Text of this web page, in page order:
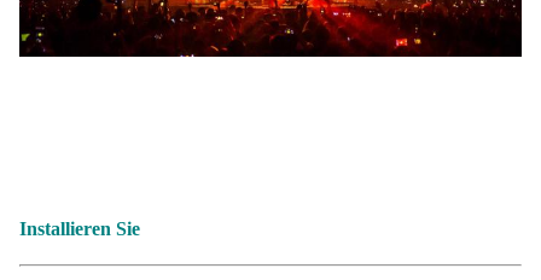
Installieren Sie